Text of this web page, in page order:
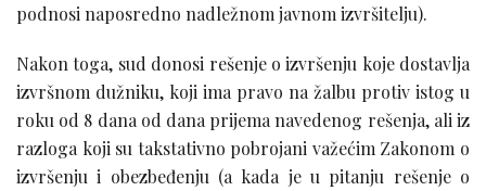
podnosi naposredno nadležnom javnom izvršitelju).
Nakon toga, sud donosi rešenje o izvršenju koje dostavlja
izvršnom dužniku, koji ima pravo na žalbu protiv istog u
roku od 8 dana od dana prijema navedenog rešenja, ali iz
razloga koji su takstativno pobrojani važećim Zakonom o
izvršenju i obezbeđenju (a kada je u pitanju rešenje o